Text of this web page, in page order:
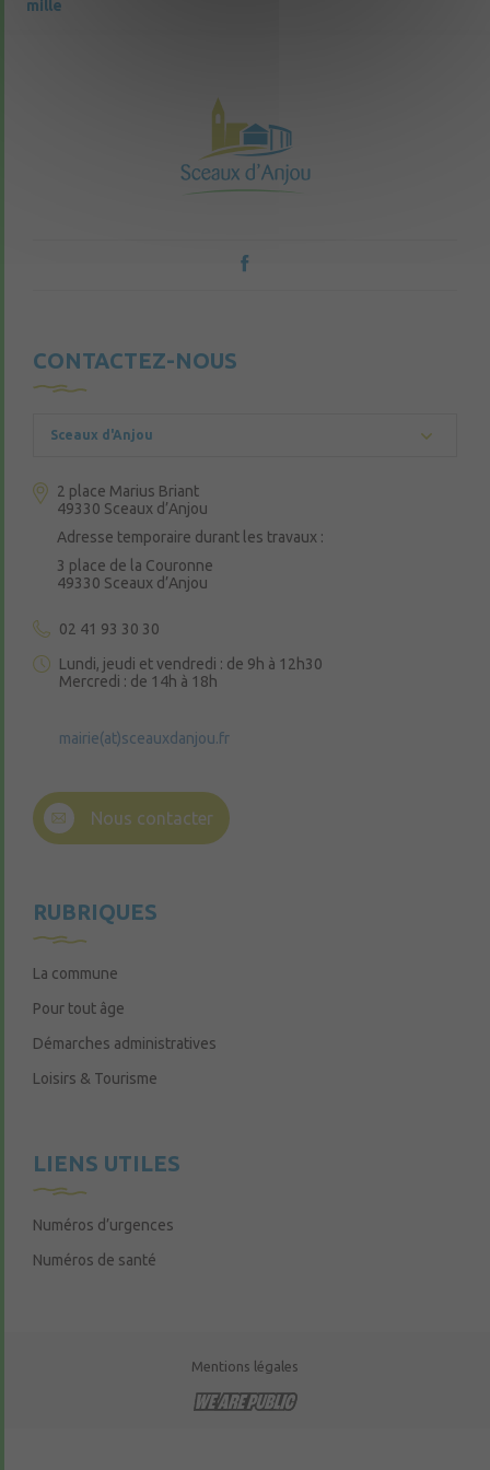
mille
CONTACTEZ-NOUS
Sceaux d'Anjou
2 place Marius Briant
49330 Sceaux d’Anjou
Adresse temporaire durant les travaux :
3 place de la Couronne
49330 Sceaux d’Anjou
02 41 93 30 30
Lundi, jeudi et vendredi : de 9h à 12h30
Mercredi : de 14h à 18h
mairie(at)sceauxdanjou.fr
Nous contacter
RUBRIQUES
La commune
Pour tout âge
Démarches administratives
Loisirs & Tourisme
LIENS UTILES
Numéros d’urgences
Numéros de santé
Mentions légales